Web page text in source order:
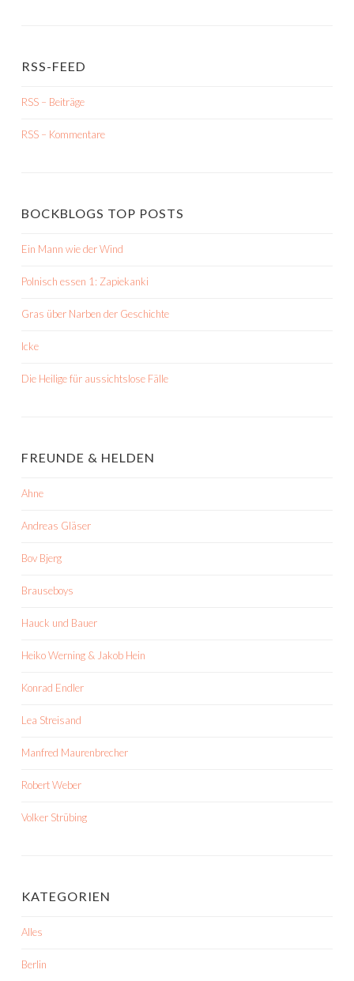
RSS-FEED
RSS – Beiträge
RSS – Kommentare
BOCKBLOGS TOP POSTS
Ein Mann wie der Wind
Polnisch essen 1: Zapiekanki
Gras über Narben der Geschichte
Icke
Die Heilige für aussichtslose Fälle
FREUNDE & HELDEN
Ahne
Andreas Gläser
Bov Bjerg
Brauseboys
Hauck und Bauer
Heiko Werning & Jakob Hein
Konrad Endler
Lea Streisand
Manfred Maurenbrecher
Robert Weber
Volker Strübing
KATEGORIEN
Alles
Berlin